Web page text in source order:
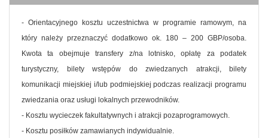
- Orientacyjnego kosztu uczestnictwa w programie ramowym, na
który należy przeznaczyć dodatkowo ok. 180 – 200 GBP/osoba.
Kwota ta obejmuje transfery z/na lotnisko, opłatę za podatek
turystyczny, bilety wstępów do zwiedzanych atrakcji, bilety
komunikacji miejskiej i/lub podmiejskiej podczas realizacji programu
zwiedzania oraz usługi lokalnych przewodników.
- Kosztu wycieczek fakultatywnych i atrakcji pozaprogramowych.
- Kosztu posiłków zamawianych indywidualnie.